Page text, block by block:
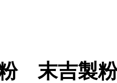
末吉製